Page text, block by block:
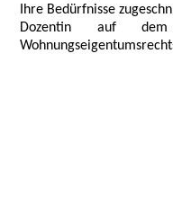
Ihre Bedürfnisse
Dozentin auf